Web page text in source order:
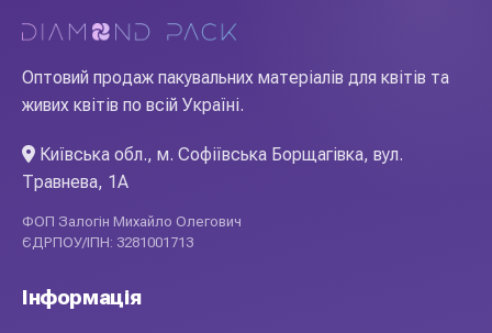
Оптовий продаж пакувальних матеріалів для квітів та
живих квітів по всій Україні.
Київська обл., м. Софіївська Борщагівка, вул.
Травнева, 1А
ФОП Залогін Михайло Олегович
ЄДРПОУ/ІПН: 3281001713
Інформація